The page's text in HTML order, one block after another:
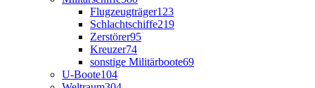
Flugzeugträger123
Schlachtschiffe219
Zerstörer95
Kreuzer74
sonstige Militärboote69
U-Boote104